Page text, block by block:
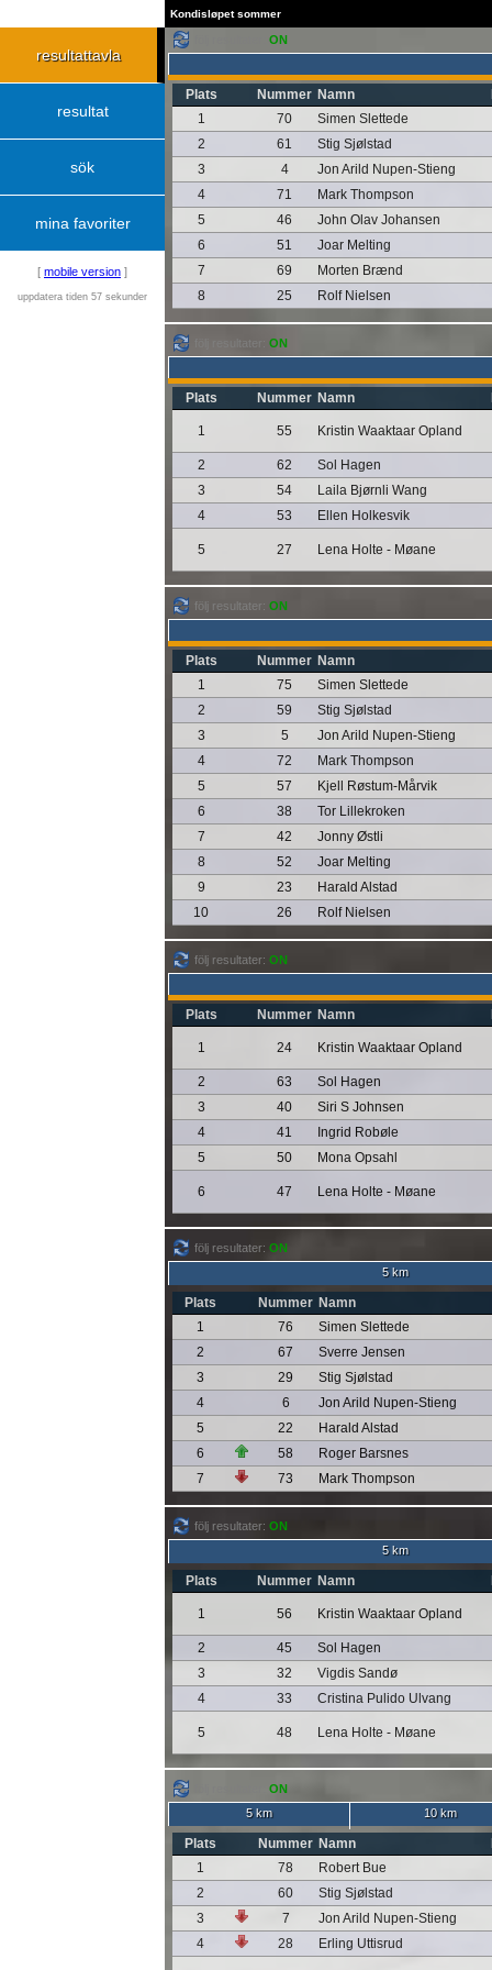
Kondisløpet sommer
resultattavla
resultat
sök
mina favoriter
[ mobile version ]
uppdatera tiden 57 sekunder
ON
Plats Nummer Namn
1
70
Simen Slettede
2
61
Stig Sjølstad
3
4
Jon Arild Nupen-Stieng
4
71
Mark Thompson
5
46
John Olav Johansen
6
51
Joar Melting
7
69
Morten Brænd
8
25 Rolf Nielsen
följ resultater: ON
Plats Nummer Namn
1 55 Kristin Waaktaar Opland
2 62
Sol Hagen
3
54
Laila Bjørnli Wang
4
53 Ellen Holkesvik
5 27 Lena Holte - Møane
följ resultater: ON
Plats Nummer Namn
1
75
Simen Slettede
2
59
Stig Sjølstad
3
5
Jon Arild Nupen-Stieng
4
72
Mark Thompson
5
57
Kjell Røstum-Mårvik
6
38
Tor Lillekroken
7
42
Jonny Østli
8
52
Joar Melting
9
23
Harald Alstad
10
26 Rolf Nielsen
följ resultater: ON
Plats Nummer Namn
1 24 Kristin Waaktaar Opland
2 63
Sol Hagen
3
40
Siri S Johnsen
4
41
Ingrid Robøle
5
50 Mona Opsahl
6 47 Lena Holte - Møane
följ resultater: ON
5 km
Plats Nummer Namn
1
76
Simen Slettede
2
67
Sverre Jensen
3
29
Stig Sjølstad
4
6
Jon Arild Nupen-Stieng
5
22
Harald Alstad
6
58
Roger Barsnes
7
73 Mark Thompson
följ resultater: ON
5 km
Plats Nummer Namn
1 56 Kristin Waaktaar Opland
2 45
Sol Hagen
3
32
Vigdis Sandø
4
33 Cristina Pulido Ulvang
5 48 Lena Holte - Møane
ON
5 km
10 km
Plats Nummer Namn
1
78
Robert Bue
2
60
Stig Sjølstad
3
7
Jon Arild Nupen-Stieng
4
28 Erling Uttisrud